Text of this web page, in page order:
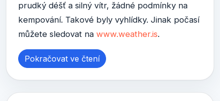
prudký déšť a silný vítr, žádné podmínky na
kempování. Takové byly vyhlídky. Jinak počasí
můžete sledovat na www.weather.is.
Pokračovat ve čtení